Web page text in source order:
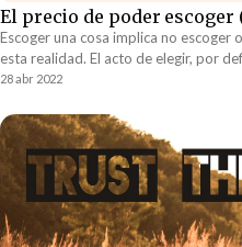
El precio de poder
Escoger una cosa implica no escoger
esta realidad. El acto de elegir, por
todas aquellas opciones que no
28 abr 2022